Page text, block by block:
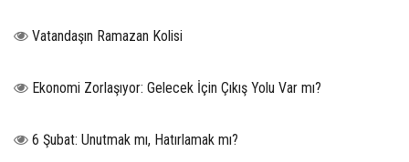
Vatandaşın Ramazan Kolisi
Ekonomi Zorlaşıyor: Gelecek İçin Çıkış Yolu Var mı?
6 Şubat: Unutmak mı, Hatırlamak mı?